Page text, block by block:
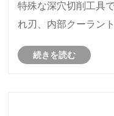
特殊な深穴切削工具
れ刃、内部クーラン
が可能になります。
続きを読む